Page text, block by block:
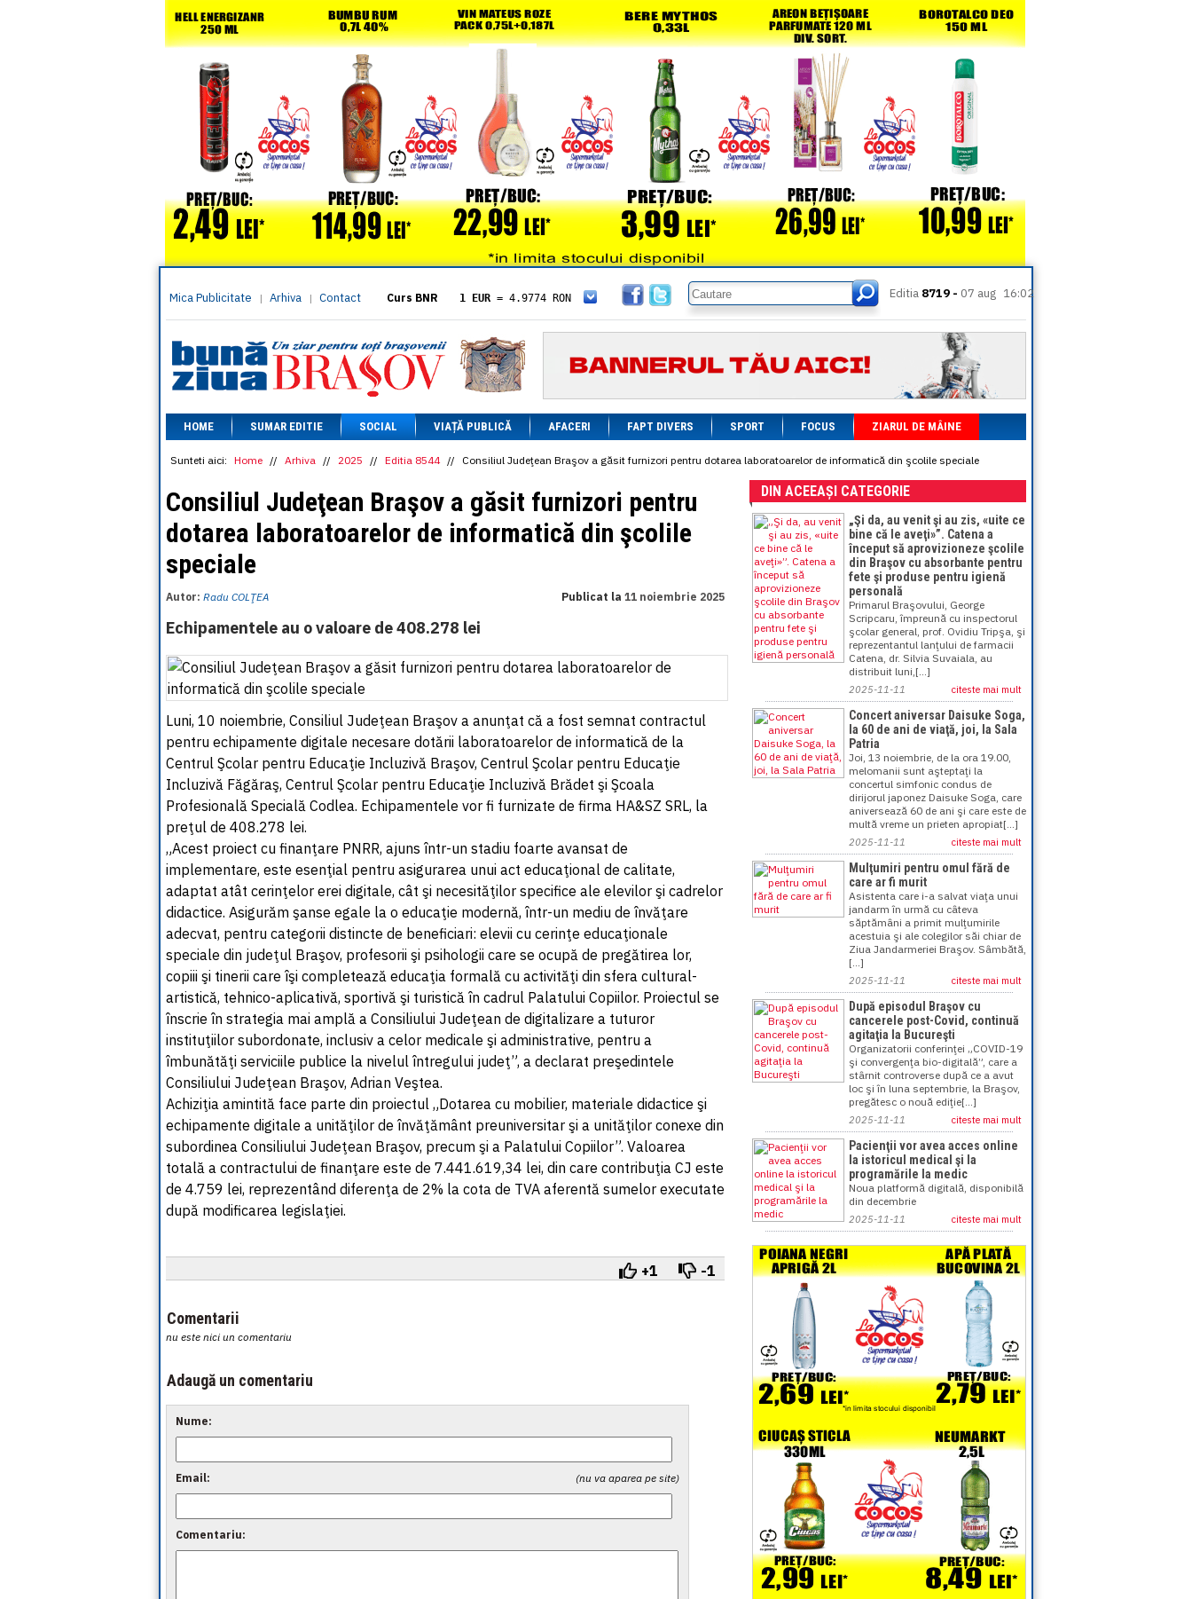
Mica Publicitate | Arhiva | Contact Curs BNR 1 EUR = 4.9774 RON
= 5.8304 RON
1 XAU= 464.4611 RON
1 AED= 1.1933 RON
1 AUD= 2.7957 RON
1 BGN= 2.5449 RON
1 CAD= 3.1559 RON
1 CHF= 5.2813 RON
1 CNY= 0.6015 RON
1 DKK= 0.6668 RON
1 EGP= 0.0860 RON
1 HUF
= 1.2223 RON
1 INR = 0.0513 RON
= 0.2227 RON
1 NZD
1 RSD= 0.0425 RON
1 SEK= 0.4526 RON
= 0.1141 RON
1 UAH= 0.1048 RON
1 XDR= 5.9383 RON
1 ZAR= 0.2318 RON
Editia 8719 - 07 aug 16:02
HOME SUMAR EDITIE SOCIAL VIAȚĂ PUBLICĂ AFACERI FAPT DIVERS SPORT FOCUS ZIARUL DE MÂINE
Sunteti aici: Home // Arhiva // 2025 // Editia 8544 // Consiliul Judeţean Braşov a găsit furnizori pentru dotarea laboratoarelor de informatică din şcolile speciale
Consiliul Judeţean Braşov a găsit furnizori pentru
dotarea laboratoarelor de informatică din şcolile
speciale
Autor: Radu COLŢEA Publicat la 11 noiembrie 2025
Echipamentele au o valoare de 408.278 lei
Luni, 10 noiembrie, Consiliul Judeţean Braşov a anunţat că a fost semnat contractul
pentru echipamente digitale necesare dotării laboratoarelor de informatică de la
Centrul Şcolar pentru Educaţie Incluzivă Braşov, Centrul Şcolar pentru Educaţie
Incluzivă Făgăraş, Centrul Şcolar pentru Educaţie Incluzivă Brădet şi Şcoala
Profesională Specială Codlea. Echipamentele vor fi furnizate de firma HA&SZ SRL, la
preţul de 408.278 lei.
„Acest proiect cu finanţare PNRR, ajuns într-un stadiu foarte avansat de
implementare, este esenţial pentru asigurarea unui act educaţional de calitate,
adaptat atât cerinţelor erei digitale, cât şi necesităţilor specifice ale elevilor şi cadrelor
didactice. Asigurăm şanse egale la o educaţie modernă, într-un mediu de învăţare
adecvat, pentru categorii distincte de beneficiari: elevii cu cerinţe educaţionale
speciale din judeţul Braşov, profesorii şi psihologii care se ocupă de pregătirea lor,
copiii şi tinerii care îşi completează educaţia formală cu activităţi din sfera cultural-
artistică, tehnico-aplicativă, sportivă şi turistică în cadrul Palatului Copiilor. Proiectul se
înscrie în strategia mai amplă a Consiliului Judeţean de digitalizare a tuturor
instituţiilor subordonate, inclusiv a celor medicale şi administrative, pentru a
îmbunătăţi serviciile publice la nivelul întregului judeţ”, a declarat preşedintele
Consiliului Judeţean Braşov, Adrian Veştea.
Achiziţia amintită face parte din proiectul „Dotarea cu mobilier, materiale didactice şi
echipamente digitale a unităţilor de învăţământ preuniversitar şi a unităţilor conexe din
subordinea Consiliului Judeţean Braşov, precum şi a Palatului Copiilor”. Valoarea
totală a contractului de finanţare este de 7.441.619,34 lei, din care contribuţia CJ este
de 4.759 lei, reprezentând diferenţa de 2% la cota de TVA aferentă sumelor executate
după modificarea legislaţiei.
+1 -1
Comentarii
nu este nici un comentariu
Adaugă un comentariu
Nume:
(nu va aparea pe site)
Email:
Comentariu:
DIN ACEEAȘI CATEGORIE
„Şi da, au venit şi au zis, «uite ce
bine că le aveţi»”. Catena a
început să aprovizioneze şcolile
din Braşov cu absorbante pentru
fete şi produse pentru igienă
personală
Primarul Braşovului, George
Scripcaru, împreună cu inspectorul
şcolar general, prof. Ovidiu Tripşa, şi
reprezentantul lanţului de farmacii
Catena, dr. Silvia Suvaiala, au
distribuit luni,[...]
2025-11-11 citeste mai mult
Concert aniversar Daisuke Soga,
la 60 de ani de viaţă, joi, la Sala
Patria
Joi, 13 noiembrie, de la ora 19.00,
melomanii sunt aşteptaţi la
concertul simfonic condus de
dirijorul japonez Daisuke Soga, care
aniversează 60 de ani şi care este de
multă vreme un prieten apropiat[...]
2025-11-11 citeste mai mult
Mulţumiri pentru omul fără de
care ar fi murit
Asistenta care i-a salvat viaţa unui
jandarm în urmă cu câteva
săptămâni a primit mulţumirile
acestuia şi ale colegilor săi chiar de
Ziua Jandarmeriei Braşov. Sâmbătă,
[...]
2025-11-11 citeste mai mult
După episodul Braşov cu
cancerele post-Covid, continuă
agitaţia la Bucureşti
Organizatorii conferinţei „COVID-19
şi convergenţa bio-digitală”, care a
stârnit controverse după ce a avut
loc şi în luna septembrie, la Braşov,
pregătesc o nouă ediţie[...]
2025-11-11 citeste mai mult
Pacienţii vor avea acces online
la istoricul medical şi la
programările la medic
Noua platformă digitală, disponibilă
din decembrie
2025-11-11 citeste mai mult